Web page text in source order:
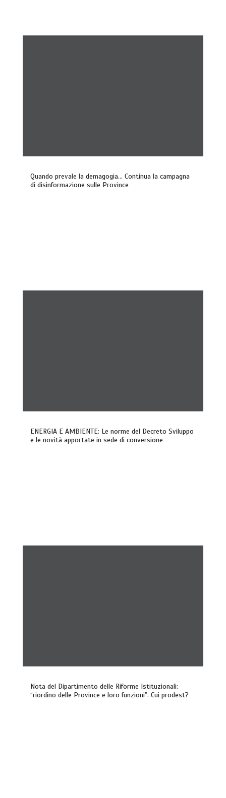
Quando prevale la demagogia… Continua la campagna
di disinformazione sulle Province
ENERGIA E AMBIENTE: Le norme del Decreto Sviluppo
e le novità apportate in sede di conversione
Nota del Dipartimento delle Riforme Istituzionali:
“riordino delle Province e loro funzioni”. Cui prodest?